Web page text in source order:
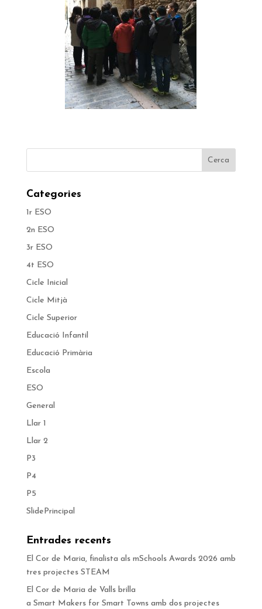
Categories
1r ESO
2n ESO
3r ESO
4t ESO
Cicle Inicial
Cicle Mitjà
Cicle Superior
Educació Infantil
Educació Primària
Escola
ESO
General
Llar 1
Llar 2
P3
P4
P5
SlidePrincipal
Entrades recents
El Cor de Maria, finalista als mSchools Awards 2026 amb
tres projectes STEAM
El Cor de Maria de Valls brilla
a Smart Makers for Smart Towns amb dos projectes